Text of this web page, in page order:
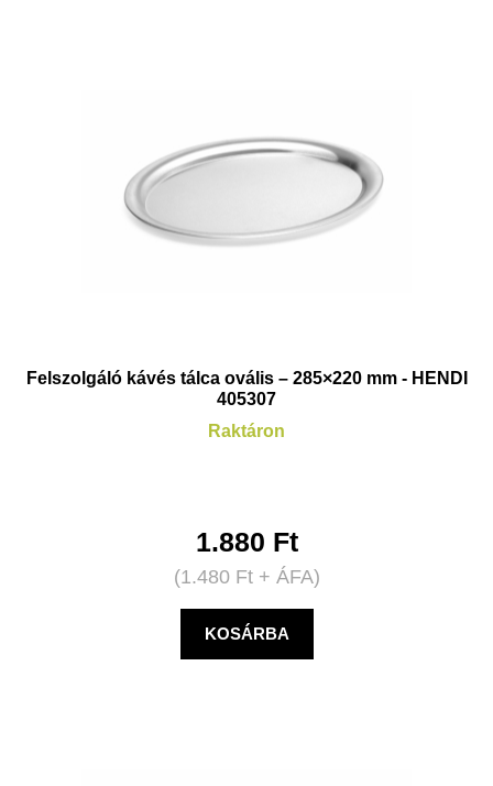
Felszolgáló kávés tálca ovális – 285×220 mm - HENDI
405307
Raktáron
1.880 Ft
(1.480 Ft+ ÁFA)
KOSÁRBA